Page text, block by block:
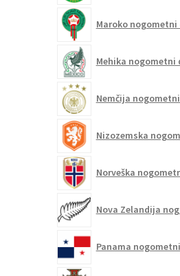
Maroko nogometni
Mehika nogometni
Nemčija nogometni
Nizozemska
Norveška
Nova Zelandija
Panama